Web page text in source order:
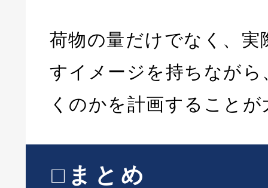
荷物の量だけでなく、実
すイメージを持ちなが
くのかを計画すること
□まとめ